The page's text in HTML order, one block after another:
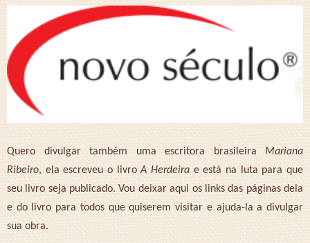
Quero divulgar também uma escritora brasileira Mariana
Ribeiro, ela escreveu o livroA Herdeira e está na luta para que
seu livro seja publicado. Vou deixar aqui os links das páginas dela
e do livro para todos que quiserem visitar e ajuda-la a divulgar
sua obra.